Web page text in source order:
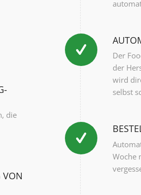
die
VON
Der
der
wird
selbst
Woche